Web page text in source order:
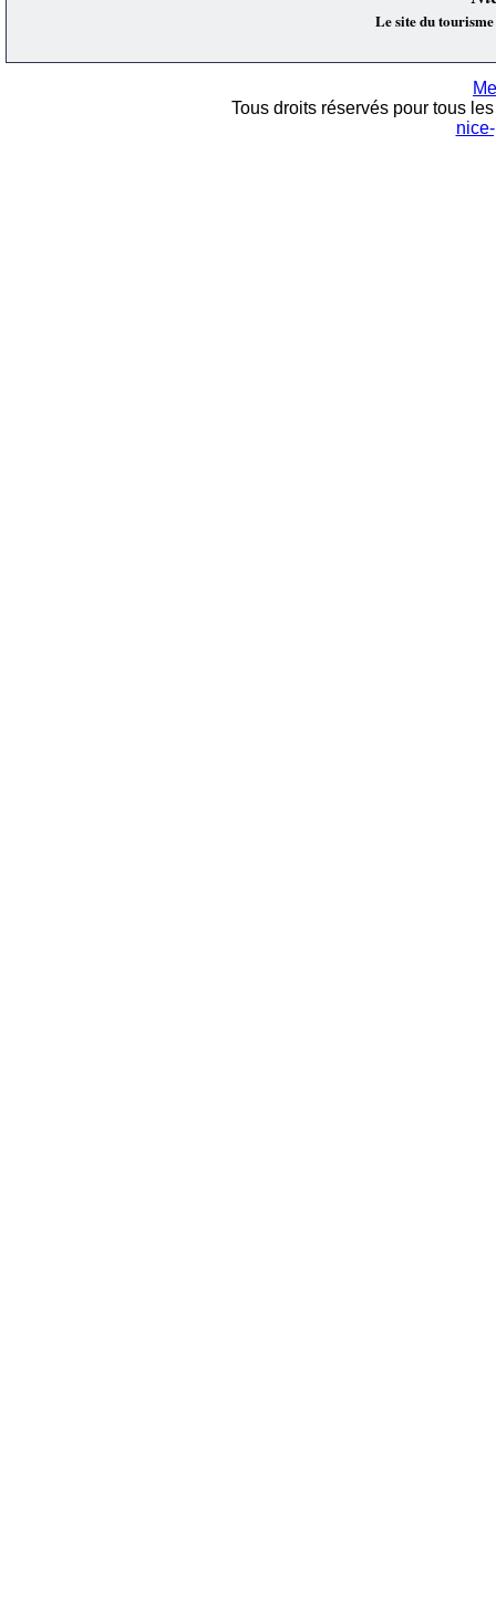
Le site du
Tous droits réservés pour tous